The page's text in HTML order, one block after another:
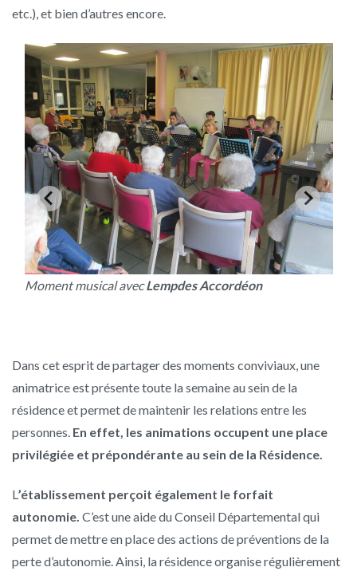
etc.), et bien d’autres encore.
Moment musical avecLempdes Accordéon
Dans cet esprit de partager des moments conviviaux, une
animatrice est présente toute la semaine au sein de la
résidence et permet de maintenir les relations entre les
personnes. En effet, les animations occupent une place
privilégiée et prépondérante au sein de la Résidence.
L’établissement perçoit également le forfait
autonomie. C’est une aide du Conseil Départemental qui
permet de mettre en place des actions de préventions de la
perte d’autonomie. Ainsi, la résidence organise régulièrement